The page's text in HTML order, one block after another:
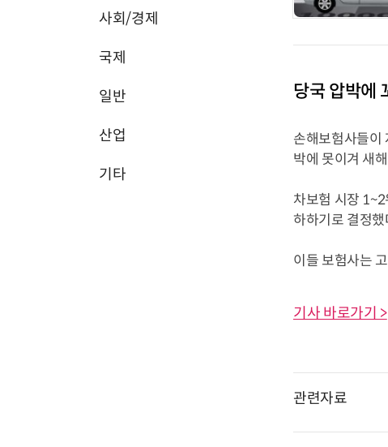
사회/경제
국제
일반
산업
기타
당국 압박에
손해보험사들이
박에 못이겨 새
차보험 시장
하하기로 결정
이들 보험사는
기사 바로가기 >
관련자료